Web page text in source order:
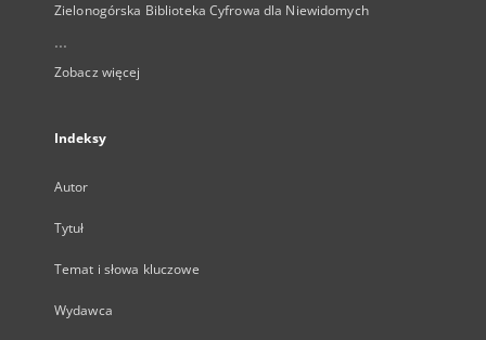
Zielonogórska Biblioteka Cyfrowa dla Niewidomych
...
Zobacz więcej
Indeksy
Autor
Tytuł
Temat i słowa kluczowe
Wydawca